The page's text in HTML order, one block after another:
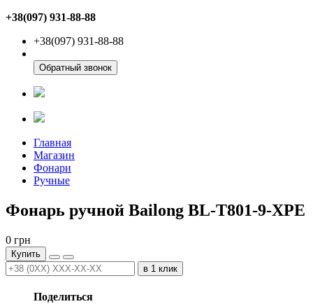
+38(097) 931-88-88
+38(097) 931-88-88
Обратный звонок
Главная
Магазин
Фонари
Ручные
Фонарь ручной Bailong BL-Т801-9-XPE
0 грн
Купить
в 1 клик
Поделиться